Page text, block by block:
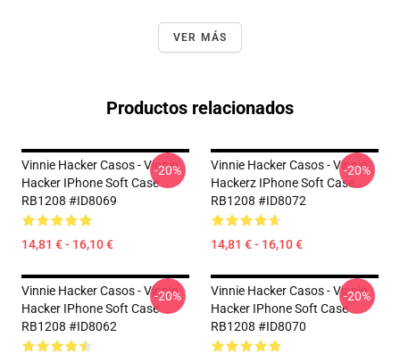
VER MÁS
Productos relacionados
Vinnie Hacker Casos - Vinnie
Hacker IPhone Soft Case
RB1208 #ID8069
14,81 € - 16,10 €
-20%
Vinnie Hacker Casos - Vinnie
Hackerz IPhone Soft Case
RB1208 #ID8072
14,81 € - 16,10 €
-20%
Vinnie Hacker Casos - Vinnie
Hacker IPhone Soft Case
RB1208 #ID8062
-20%
Vinnie Hacker Casos - Vinnie
Hacker IPhone Soft Case
RB1208 #ID8070
-20%